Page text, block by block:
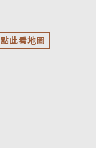
點此看地圖